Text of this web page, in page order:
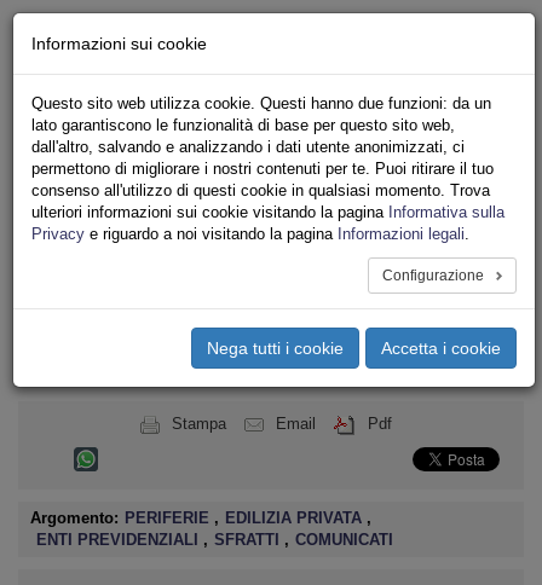
Iscriviti
Ricerca
Area Stampa
Privacy
ASSOCIAZIONI INQUILINI E ABITANTI
navigation
Toggle
Stampa Email Pdf
Argomento: PERIFERIE , EDILIZIA PRIVATA ,
ENTI PREVIDENZIALI , SFRATTI , COMUNICATI
Informazioni sui cookie
Questo sito web utilizza cookie. Questi hanno due funzioni: da un
lato garantiscono le funzionalità di base per questo sito web,
dall'altro, salvando e analizzando i dati utente anonimizzati, ci
permettono di migliorare i nostri contenuti per te. Puoi ritirare il tuo
consenso all'utilizzo di questi cookie in qualsiasi momento. Trova
ulteriori informazioni sui cookie visitando la pagina Informativa sulla
Privacy e riguardo a noi visitando la pagina Informazioni legali.
Configurazione
Nega tutti i cookie Accetta i cookie